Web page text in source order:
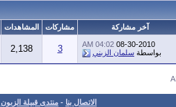
آخر مشاركة مشاركات المشاهدات
08-30-2010
04:02 AM
بواسطة سلمان الزبني 3
2,138
الاتصال بنا - منتدى قبيلة الزبون